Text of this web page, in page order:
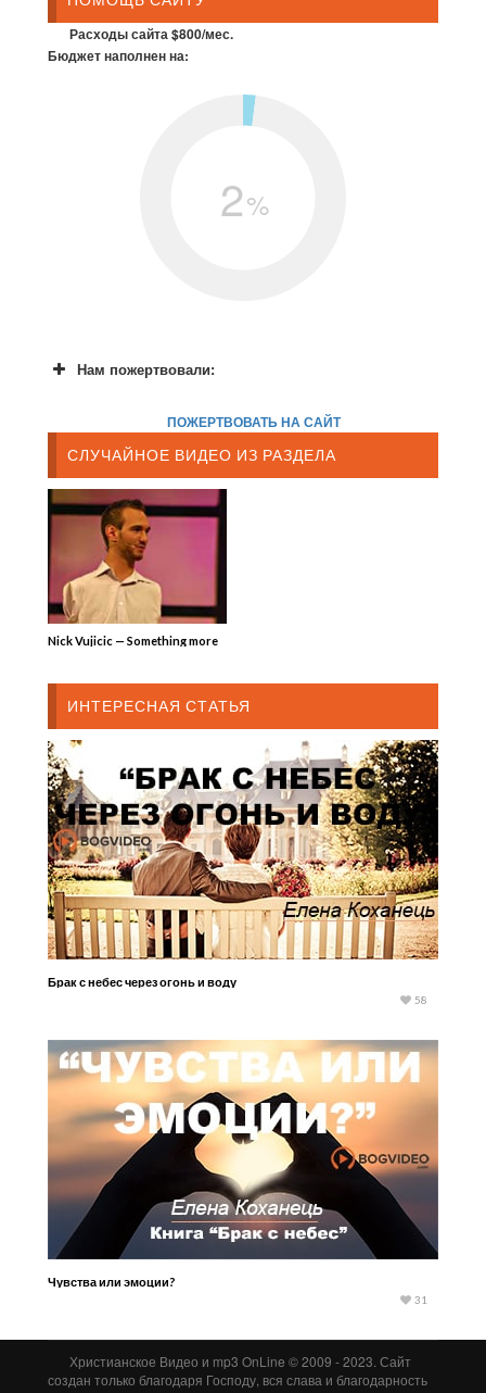
Расходы сайта $800/мес.
Бюджет наполнен на:
2%
Нам пожертвовали:
ПОЖЕРТВОВАТЬ НА САЙТ
СЛУЧАЙНОЕ ВИДЕО ИЗ РАЗДЕЛА
Nick Vujicic — Something more
ИНТЕРЕСНАЯ СТАТЬЯ
Брак с небес через огонь и воду
58
Чувства или эмоции?
31
Христианское Видео и mp3 OnLine © 2009 - 2023. Сайт
создан только благодаря Господу, вся слава и благодарность